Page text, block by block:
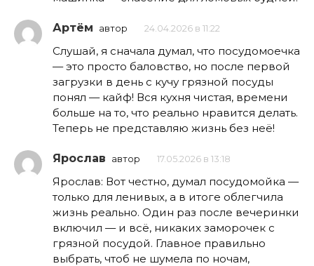
Артём автор 24.04.2026 в 11:22
Слушай, я сначала думал, что посудомоечка
— это просто баловство, но после первой
загрузки в день с кучу грязной посуды
понял — кайф! Вся кухня чистая, времени
больше на то, что реально нравится делать.
Теперь не представляю жизнь без неё!
Ярослав автор 17.05.2026 в 13:18
Ярослав: Вот честно, думал посудомойка —
только для ленивых, а в итоге облегчила
жизнь реально. Один раз после вечеринки
включил — и всё, никаких заморочек с
грязной посудой. Главное правильно
выбрать, чтоб не шумела по ночам,